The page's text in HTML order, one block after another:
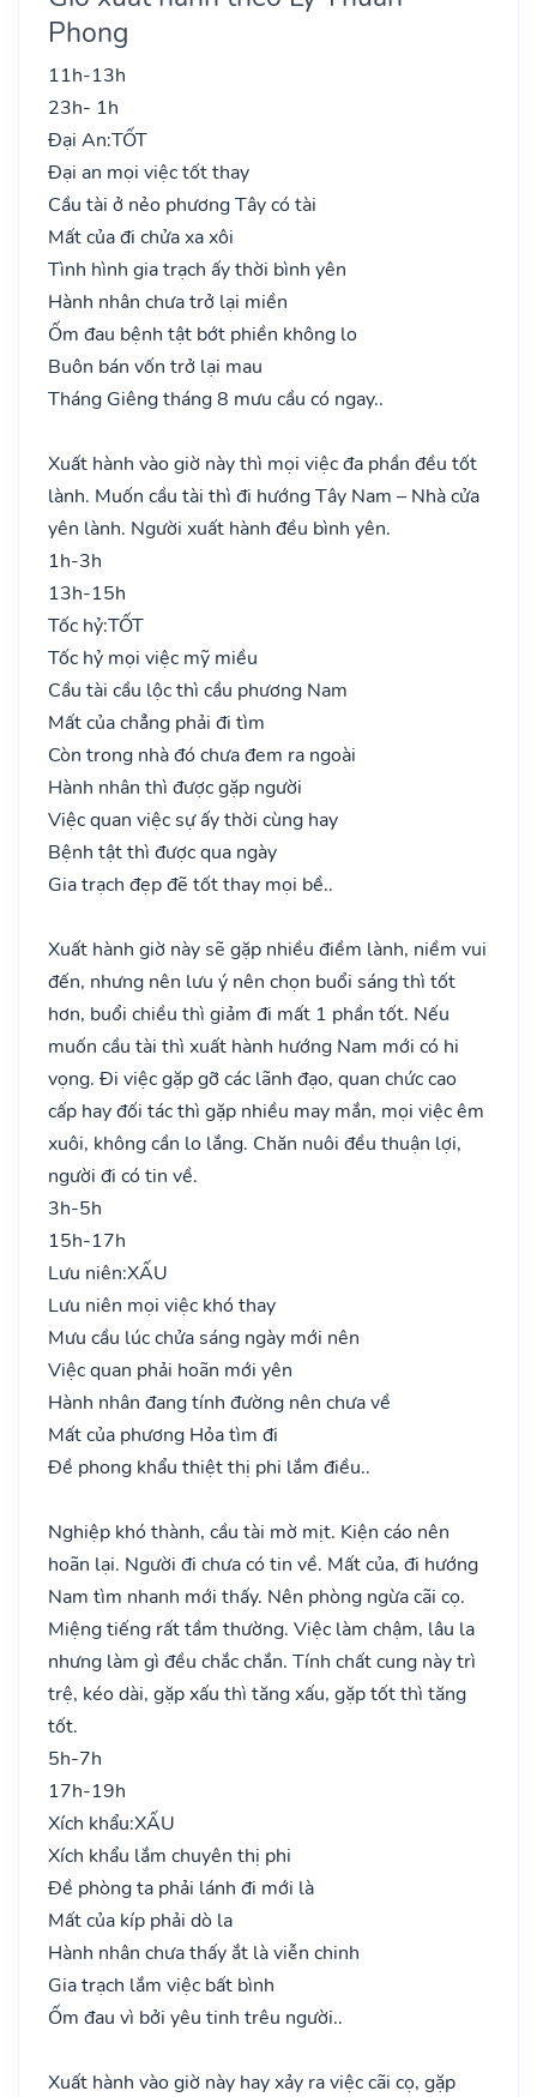
Phong
11h-13h
23h- 1h
Đại An:TỐT
Đại an mọi việc tốt thay
Cầu tài ở nẻo phương Tây có tài
Mất của đi chửa xa xôi
Tình hình gia trạch ấy thời bình yên
Hành nhân chưa trở lại miền
Ốm đau bệnh tật bớt phiền không lo
Buôn bán vốn trở lại mau
Tháng Giêng tháng 8 mưu cầu có ngay..
Xuất hành vào giờ này thì mọi việc đa phần đều tốt
lành. Muốn cầu tài thì đi hướng Tây Nam – Nhà cửa
yên lành. Người xuất hành đều bình yên.
1h-3h
13h-15h
Tốc hỷ:TỐT
Tốc hỷ mọi việc mỹ miều
Cầu tài cầu lộc thì cầu phương Nam
Mất của chẳng phải đi tìm
Còn trong nhà đó chưa đem ra ngoài
Hành nhân thì được gặp người
Việc quan việc sự ấy thời cùng hay
Bệnh tật thì được qua ngày
Gia trạch đẹp đẽ tốt thay mọi bề..
Xuất hành giờ này sẽ gặp nhiều điềm lành, niềm vui
đến, nhưng nên lưu ý nên chọn buổi sáng thì tốt
hơn, buổi chiều thì giảm đi mất 1 phần tốt. Nếu
muốn cầu tài thì xuất hành hướng Nam mới có hi
vọng. Đi việc gặp gỡ các lãnh đạo, quan chức cao
cấp hay đối tác thì gặp nhiều may mắn, mọi việc êm
xuôi, không cần lo lắng. Chăn nuôi đều thuận lợi,
người đi có tin về.
3h-5h
15h-17h
Lưu niên:XẤU
Lưu niên mọi việc khó thay
Mưu cầu lúc chửa sáng ngày mới nên
Việc quan phải hoãn mới yên
Hành nhân đang tính đường nên chưa về
Mất của phương Hỏa tìm đi
Đề phong khẩu thiệt thị phi lắm điều..
Nghiệp khó thành, cầu tài mờ mịt. Kiện cáo nên
hoãn lại. Người đi chưa có tin về. Mất của, đi hướng
Nam tìm nhanh mới thấy. Nên phòng ngừa cãi cọ.
Miệng tiếng rất tầm thường. Việc làm chậm, lâu la
nhưng làm gì đều chắc chắn. Tính chất cung này trì
trệ, kéo dài, gặp xấu thì tăng xấu, gặp tốt thì tăng
tốt.
5h-7h
17h-19h
Xích khẩu:XẤU
Xích khẩu lắm chuyên thị phi
Đề phòng ta phải lánh đi mới là
Mất của kíp phải dò la
Hành nhân chưa thấy ắt là viễn chinh
Gia trạch lắm việc bất bình
Ốm đau vì bởi yêu tinh trêu người..
Xuất hành vào giờ này hay xảy ra việc cãi cọ, gặp